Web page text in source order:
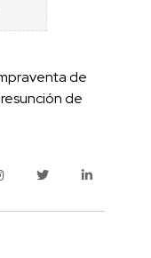
de
de